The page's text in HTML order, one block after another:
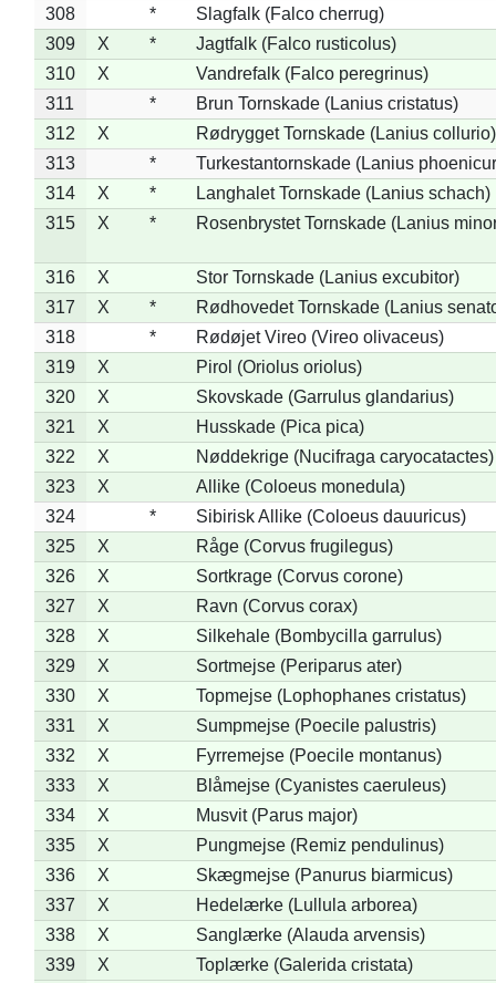
308
*
Slagfalk (Falco cherrug)
309
X *
Jagtfalk (Falco rusticolus)
310
X
Vandrefalk (Falco peregrinus)
311
*
Brun Tornskade (Lanius cristatus)
312
X
Rødrygget Tornskade (Lanius collurio)
313
*
Turkestantornskade (Lanius
314
X *
Langhalet Tornskade (Lanius schach)
315
X * Rosenbrystet Tornskade (Lanius
316 X
Stor Tornskade (Lanius excubitor)
317
X *
Rødhovedet Tornskade (Lanius
318
*
Rødøjet Vireo (Vireo olivaceus)
319
X
Pirol (Oriolus oriolus)
320
X
Skovskade (Garrulus glandarius)
321
X
Husskade (Pica pica)
322
X
Nøddekrige (Nucifraga caryocatactes)
323
X
Allike (Coloeus monedula)
324
*
Sibirisk Allike (Coloeus dauuricus)
325
X
Råge (Corvus frugilegus)
326
X
Sortkrage (Corvus corone)
327
X
Ravn (Corvus corax)
328
X
Silkehale (Bombycilla garrulus)
329
X
Sortmejse (Periparus ater)
330
X
Topmejse (Lophophanes cristatus)
331
X
Sumpmejse (Poecile palustris)
332
X
Fyrremejse (Poecile montanus)
333
X
Blåmejse (Cyanistes caeruleus)
334
X
Musvit (Parus major)
335
X
Pungmejse (Remiz pendulinus)
336
X
Skægmejse (Panurus biarmicus)
337
X
Hedelærke (Lullula arborea)
338
X
Sanglærke (Alauda arvensis)
339
X
Toplærke (Galerida cristata)